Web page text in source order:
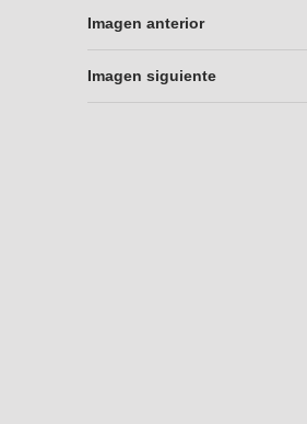
Imagen anterior
Imagen siguiente